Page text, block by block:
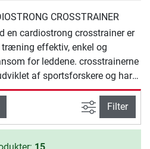
CROSSTRAINER
en cardiostrong crosstrainer er
effektiv, enkel og
for leddene. crosstrainerne
af sportsforskere og har
bevægelsesforløb.
giver dig mange
programmer og er meget
Det behagelige tråd
Avanceret
Filter
15